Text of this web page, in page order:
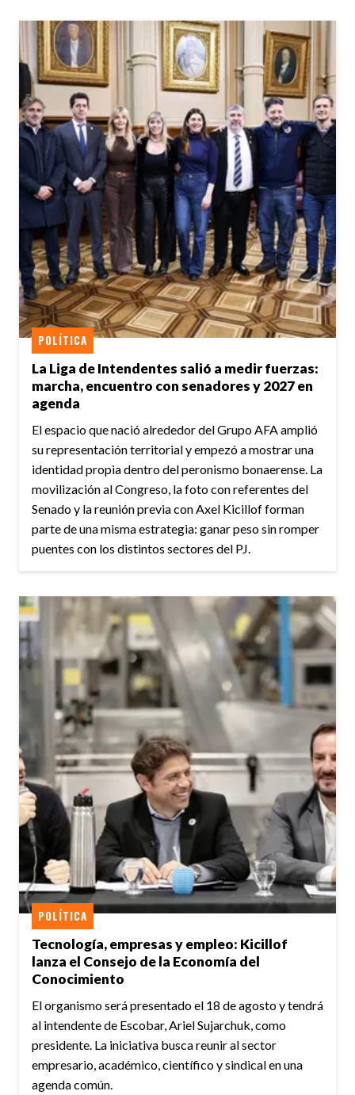
La Liga de Intendentes salió a medir fuerzas:
marcha, encuentro con senadores y 2027 en
agenda
POLÍTICA
El espacio que nació alrededor del Grupo AFA amplió
su representación territorial y empezó a mostrar una
identidad propia dentro del peronismo bonaerense. La
movilización al Congreso, la foto con referentes del
Senado y la reunión previa con Axel Kicillof forman
parte de una misma estrategia: ganar peso sin romper
puentes con los distintos sectores del PJ.
Tecnología, empresas y empleo: Kicillof
lanza el Consejo de la Economía del
Conocimiento
POLÍTICA
El organismo será presentado el 18 de agosto y tendrá
al intendente de Escobar, Ariel Sujarchuk, como
presidente. La iniciativa busca reunir al sector
empresario, académico, científico y sindical en una
agenda común.